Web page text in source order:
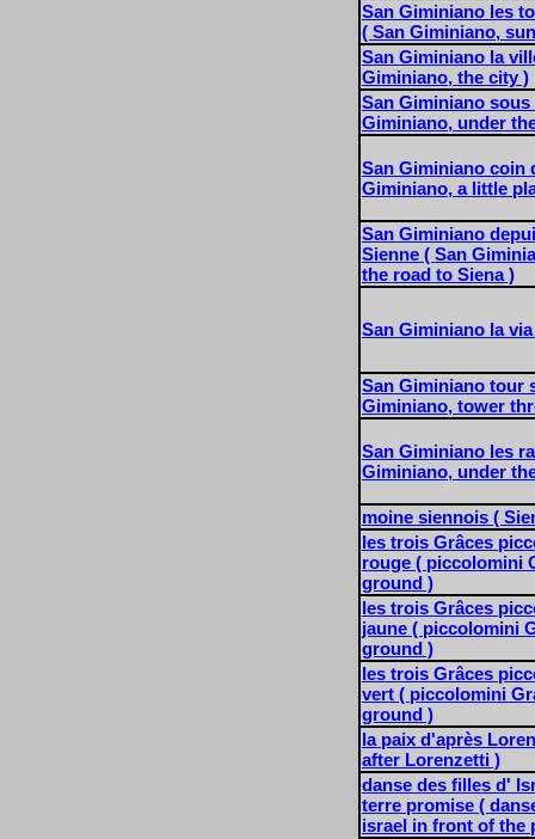
San Giminiano les
( San Giminiano,
San Giminiano la
Giminiano, the city )
San Giminiano sous
Giminiano, under
San Giminiano coin
Giminiano, a little
San Giminiano
Sienne ( San
the road to Siena )
San Giminiano la
San Giminiano tour
Giminiano, tower
San Giminiano les
Giminiano, under
moine siennois (
les trois Grâces
rouge ( piccolomini
ground )
les trois Grâces
jaune ( piccolomini
ground )
les trois Grâces
vert ( piccolomini
ground )
la paix d'après
after Lorenzetti )
danse des filles d'
terre promise (
israel in front of the